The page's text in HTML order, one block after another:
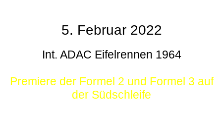
5. Februar 2022
Int. ADAC Eifelrennen 1964
Premiere der Formel 2 und Formel 3 auf
der Südschleife